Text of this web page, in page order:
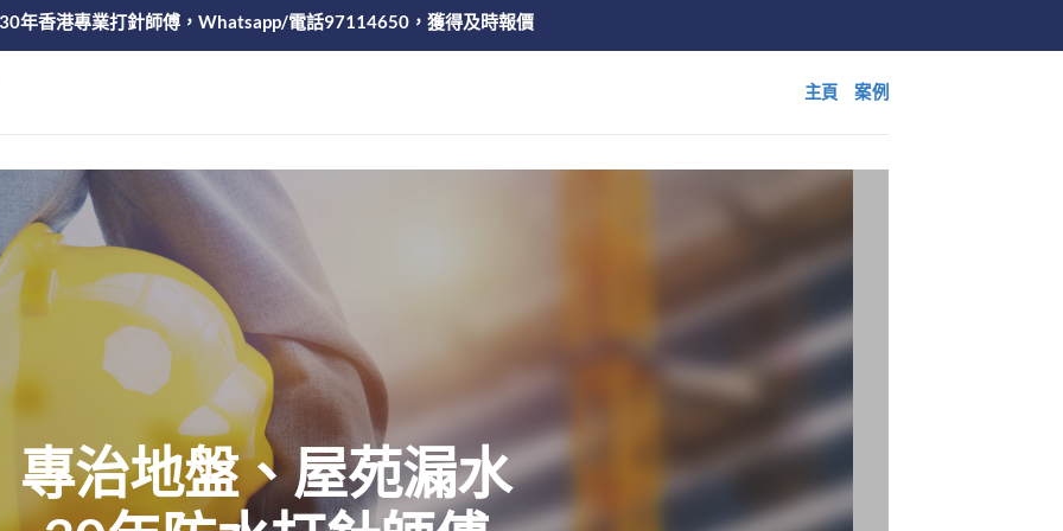
30年香港專業打針師傅，Whatsapp/電話97114650，獲得及時報價
主頁 案例
專治地盤、屋苑漏水